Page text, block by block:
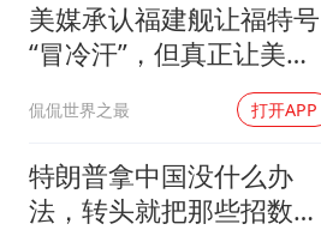
美媒承认福建舰让福特号
“冒冷汗”，但真正让美国
紧张的根本不是航母本身
侃侃世界之最 打开APP
特朗普拿中国没什么办
法，转头就把那些招数，